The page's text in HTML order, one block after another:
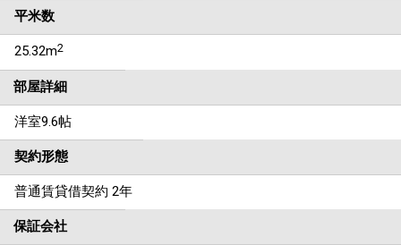
平米数
25.32m2
部屋詳細
洋室9.6帖
契約形態
普通賃貸借契約 2年
保証会社